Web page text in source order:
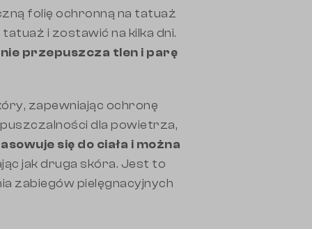
folię ochronną na tatuaż
i zostawić na kilka dni.
przepuszcza tlen i parę
zapewniając ochronę
dla powietrza,
się do ciała i można
jak druga skóra. Jest to
zabiegów pielęgnacyjnych